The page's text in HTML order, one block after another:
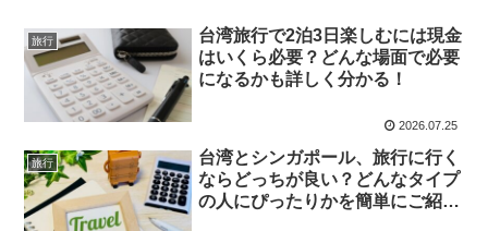
旅行
台湾旅行で2泊3日楽しむには現金
はいくら必要？どんな場面で必要
になるかも詳しく分かる！
2026.07.25
旅行
台湾とシンガポール、旅行に行く
ならどっちが良い？どんなタイプ
の人にぴったりかを簡単にご紹